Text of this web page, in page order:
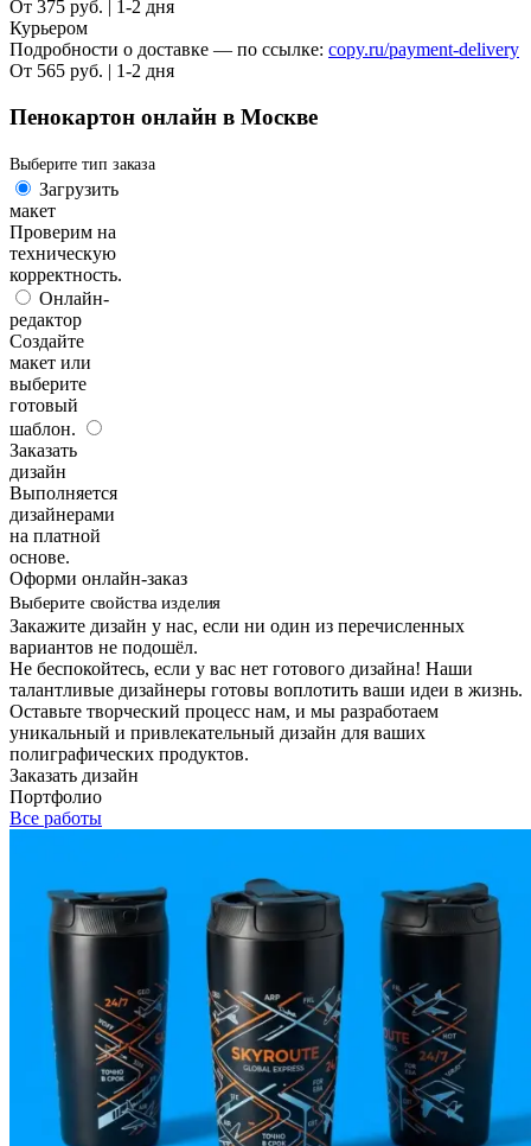
От 375 руб. | 1-2 дня
Курьером
Подробности о доставке — по ссылке: copy.ru/payment-delivery
От 565 руб. | 1-2 дня
Пенокартон онлайн в Москве
Выберите тип заказа
Загрузить
макет
Проверим на
техническую
корректность.
Онлайн-
редактор
Создайте
макет или
выберите
готовый
шаблон.
Заказать
дизайн
Выполняется
дизайнерами
на платной
основе.
Оформи онлайн-заказ
Выберите свойства изделия
Закажите дизайн у нас, если ни один из перечисленных
вариантов не подошёл.
Не беспокойтесь, если у вас нет готового дизайна! Наши
талантливые дизайнеры готовы воплотить ваши идеи в жизнь.
Оставьте творческий процесс нам, и мы разработаем
уникальный и привлекательный дизайн для ваших
полиграфических продуктов.
Заказать дизайн
Портфолио
Все работы